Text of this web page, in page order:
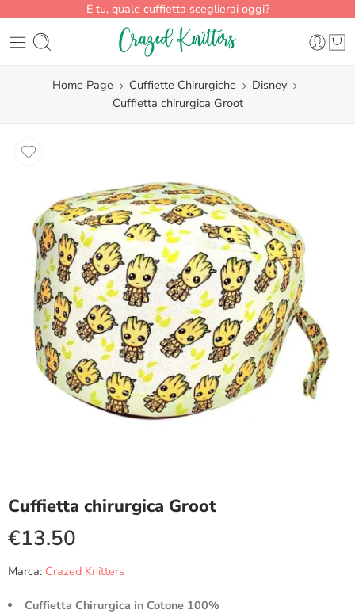
E tu, quale cuffietta sceglierai oggi?
Home Page Cuffiette Chirurgiche
Disney
Cuffietta chirurgica Groot
Cuffietta chirurgica Groot
€13.50
Marca: Crazed Knitters
Cuffietta Chirurgica in Cotone 100%